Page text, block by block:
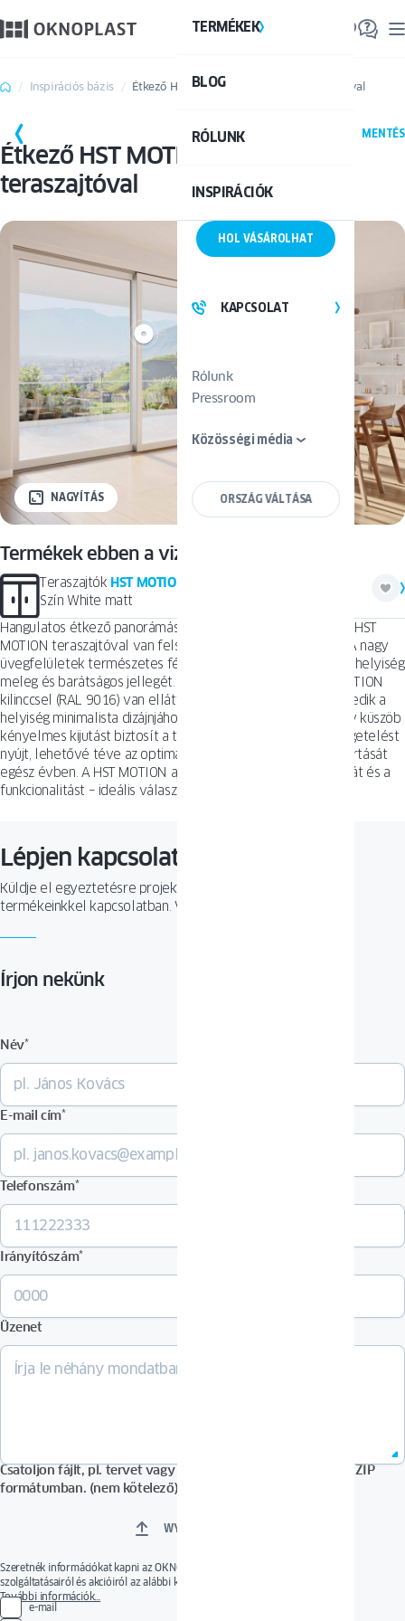
TERMÉKEK
BLOG
RÓLUNK
INSPIRÁCIÓK
HOL VÁSÁROLHAT
KAPCSOLAT
Rólunk
Pressroom
Közösségi média
ORSZÁG VÁLTÁSA
Inspirációs bázis Étkező HST MOTION White matt teraszajtóval
MENTÉS
Étkező HST MOTION White matt
teraszajtóval
NAGYÍTÁS
Termékek ebben a vizualizációban
Teraszajtók HST MOTION
Szín White matt
Hangulatos étkező panorámás kilátással a hegyekre, amely HST
MOTION teraszajtóval van felszerelve white matt színben. A nagy
üvegfelületek természetes fényt engednek be, kiemelve a helyiség
meleg és barátságos jellegét. Az ajtó elegáns, fehér HST MOTION
kilinccsel (RAL 9016) van ellátva, amely tökéletesen illeszkedik a
helyiség minimalista dizájnjához. Az ECO PASS 5 mm alacsony küszöb
kényelmes kijutást biztosít a teraszra, valamint kiváló hőszigetelést
nyújt, lehetővé téve az optimális belső hőmérséklet fenntartását
egész évben. A HST MOTION ajtórendszer ötvözi az esztétikát és a
funkcionalitást – ideális választás a modern enteriőrökhöz.
Lépjen kapcsolatba velünk
Küldje el egyeztetésre projektjét, vagy tegyen fel kérdést
termékeinkkel kapcsolatban. Várjuk megkeresését!
Írjon nekünk
Név*
E-mail cím*
Telefonszám*
Irányítószám*
Üzenet
Csatoljon fájlt, pl. tervet vagy képeket PDF, DOCX, JPG vagy ZIP
formátumban. (nem kötelező)
WYBIERZ PLIKI
Szeretnék információkat kapni az OKNOPLAST új vagy érdekes termékeiről,
szolgáltatásairól és akcióiról az alábbi kommunikációs csatornákon keresztül.
A hozzájárulás önkéntes. A hozzájárulás bármikor visszavonható a hozzájárulások
kezelésére szolgáló hivatkozás használatával vagy üzenet küldésével a következő e-mail
További információk…
e-mail